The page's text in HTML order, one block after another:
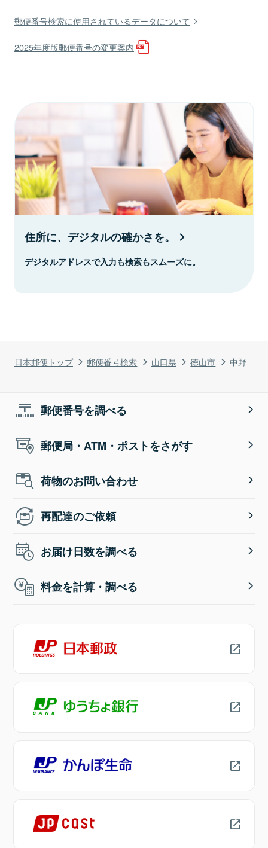
日本郵便トップ 郵便番号検索 山口県 徳山市 中野
郵便番号検索に使用されているデータについて
2025年度版郵便番号の変更案内
住所に、デジタルの確かさを。
デジタルアドレスで入力も検索もスムーズに。
郵便番号を調べる
郵便局・ATM・ポストをさがす
荷物のお問い合わせ
再配達のご依頼
お届け日数を調べる
料金を計算・調べる